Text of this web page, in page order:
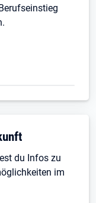
du Infos zu
im